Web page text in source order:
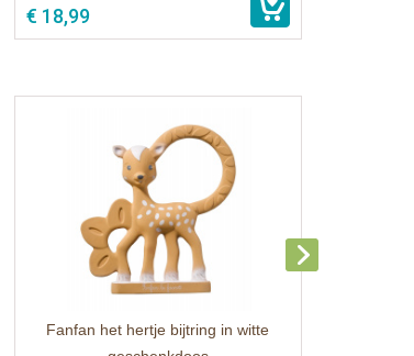
€ 18,99
Fanfan het hertje bijtring in witte